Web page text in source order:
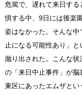
危篤で、遅れて来日す
惧する中、9日には後楽
姿はなかった。そんな
止になる可能性あり」
抛り出された。こんな状
の「来日中止事件」が
東区にあったエムザと